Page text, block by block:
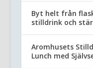
Byt helt från
stilldrink och
Aromhusets
Lunch med